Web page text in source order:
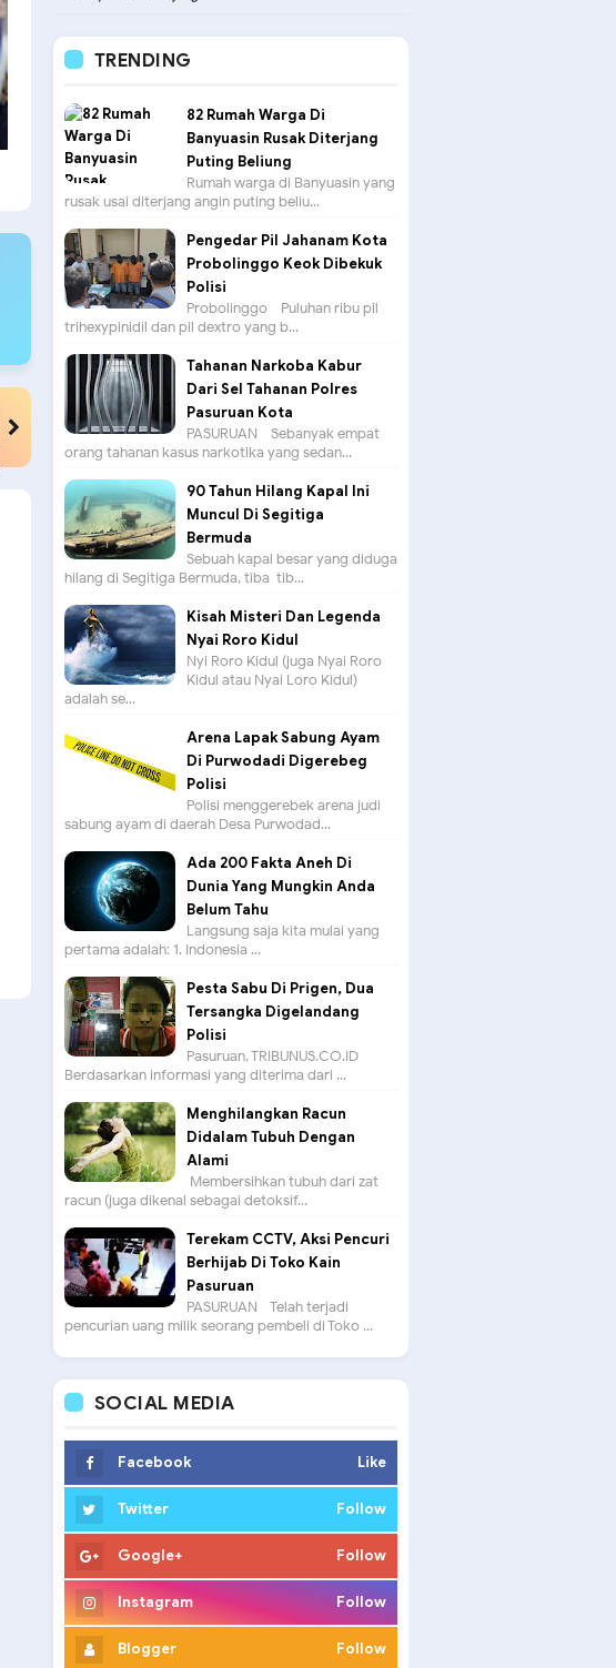
TRENDING
82 Rumah Warga Di
Banyuasin Rusak Diterjang
Puting Beliung
Rumah warga di Banyuasin yang
rusak usai diterjang angin puting beliu...
Pengedar Pil Jahanam Kota
Probolinggo Keok Dibekuk
Polisi
Probolinggo - Puluhan ribu pil
trihexypinidil dan pil dextro yang b...
Tahanan Narkoba Kabur
Dari Sel Tahanan Polres
Pasuruan Kota
PASURUAN - Sebanyak empat
orang tahanan kasus narkotika yang sedan...
90 Tahun Hilang Kapal Ini
Muncul Di Segitiga
Bermuda
Sebuah kapal besar yang diduga
hilang di Segitiga Bermuda, tiba-tib...
Kisah Misteri Dan Legenda
Nyai Roro Kidul
Nyi Roro Kidul (juga Nyai Roro
Kidul atau Nyai Loro Kidul)
adalah se...
Arena Lapak Sabung Ayam
Di Purwodadi Digerebeg
Polisi
Polisi menggerebek arena judi
sabung ayam di daerah Desa Purwodad...
Ada 200 Fakta Aneh Di
Dunia Yang Mungkin Anda
Belum Tahu
Langsung saja kita mulai yang
pertama adalah: 1. Indonesia ...
Pesta Sabu Di Prigen, Dua
Tersangka Digelandang
Polisi
Pasuruan, TRIBUNUS.CO.ID -
Berdasarkan informasi yang diterima dari ...
Menghilangkan Racun
Didalam Tubuh Dengan
Alami
Membersihkan tubuh dari zat
racun (juga dikenal sebagai detoksif...
Terekam CCTV, Aksi Pencuri
Berhijab Di Toko Kain
Pasuruan
PASURUAN - Telah terjadi
pencurian uang milik seorang pembeli di Toko ...
SOCIAL MEDIA
Facebook Like
Twitter Follow
Google+ Follow
Instagram Follow
Blogger Follow